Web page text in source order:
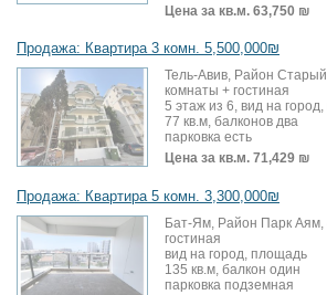
Цена за кв.м. 63,750 ₪
Продажа: Квартира 3 комн. 5,500,000₪
Тель-Авив, Район
комнаты + гостиная
5 этаж из 6, вид на
77 кв.м, балконов два
парковка есть
Цена за кв.м. 71,429 ₪
Продажа: Квартира 5 комн. 3,300,000₪
Бат-Ям, Район Парк Аям,
гостиная
вид на город, площадь
135 кв.м, балкон один
парковка подземная